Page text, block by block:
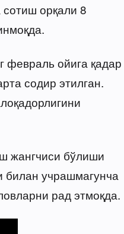
орқали 8
февраль ойига қадар
содир этилган.
жангчиси бўлиши
учрашмагунча
рад этмоқда.